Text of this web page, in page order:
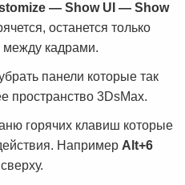
— Show UI — Show
останется только
кадрами.
панели которые так
пространство 3DsMax.
горячих клавиш которые
Например Alt+6
сверху.